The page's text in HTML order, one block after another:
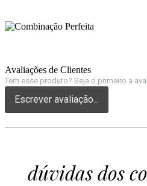
Avaliações de Clientes
Tem esse produto? Seja o primeiro a
Escrever avaliação...
dúvidas dos